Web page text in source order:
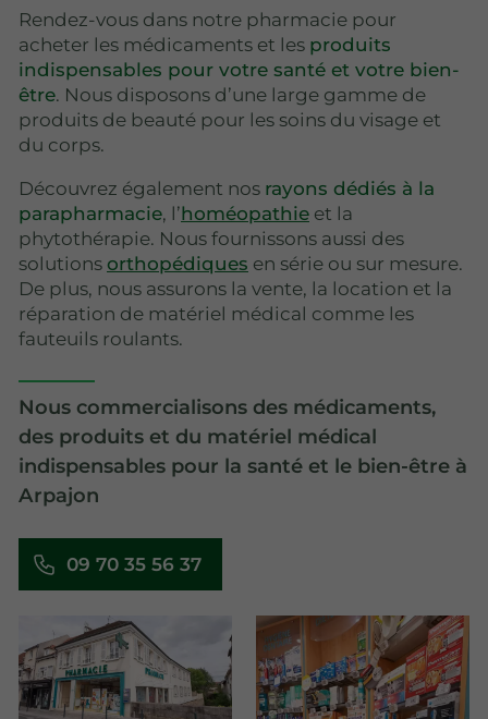
Rendez-vous dans notre pharmacie pour
acheter les médicaments et les produits
indispensables pour votre santé et votre bien-
être. Nous disposons d’une large gamme de
produits de beauté pour les soins du visage et
du corps.
Découvrez également nos rayons dédiés à la
parapharmacie, l’homéopathie et la
phytothérapie. Nous fournissons aussi des
solutions orthopédiques en série ou sur mesure.
De plus, nous assurons la vente, la location et la
réparation de matériel médical comme les
fauteuils roulants.
Nous commercialisons des médicaments,
des produits et du matériel médical
indispensables pour la santé et le bien-être à
Arpajon
09 70 35 56 37